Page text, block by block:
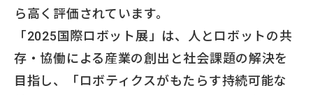
ら高く評価されています。
「2025国際ロボット展」は、人とロボットの共
存・協働による産業の創出と社会課題の解決を
目指し、「ロボティクスがもたらす持続可能な